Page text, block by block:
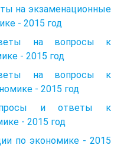
на экзаменационные
- 2015 год
на вопросы к
- 2015 год
на вопросы к
- 2015 год
и ответы к
- 2015 год
по экономике - 2015